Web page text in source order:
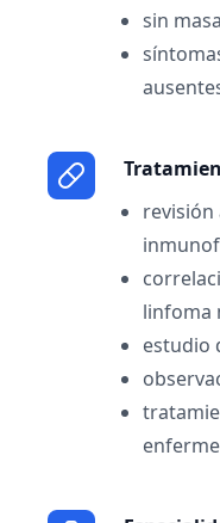
sin
linfoma
estudio